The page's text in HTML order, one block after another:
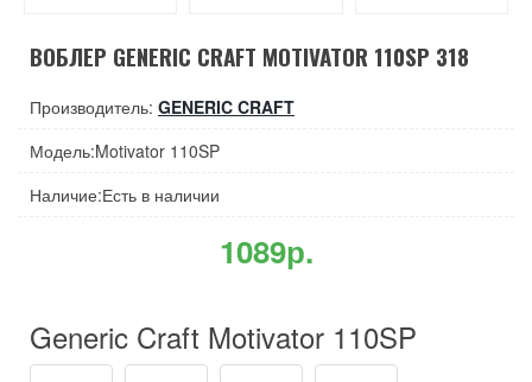
ВОБЛЕР GENERIC CRAFT MOTIVATOR 110SP 318
Производитель: GENERIC CRAFT
Модель:Motivator 110SP
Наличие:Есть в наличии
1089р.
Generic Craft Motivator 110SP